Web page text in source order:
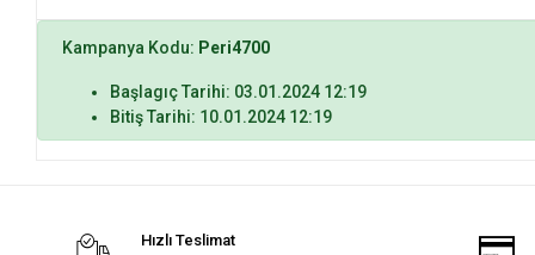
Kampanya Kodu: Peri4700
Başlagıç Tarihi: 03.01.2024 12:19
Bitiş Tarihi: 10.01.2024 12:19
Hızlı Teslimat